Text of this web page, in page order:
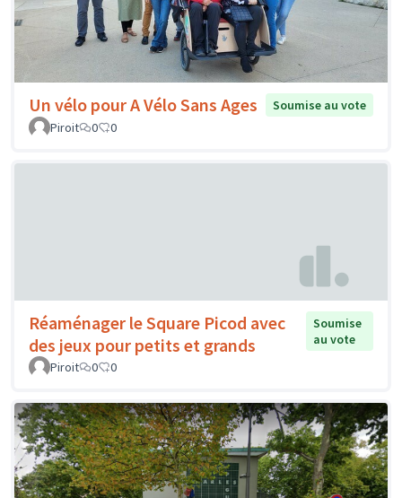
Un vélo pour A Vélo Sans Ages
Soumise au vote
Piroit
0 0
Réaménager le Square Picod avec
des jeux pour petits et grands
Soumise
au vote
Piroit
0 0